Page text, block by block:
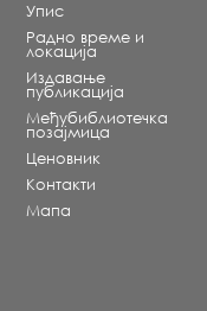
Упис
Радно време и
локација
Издавање
публикација
Међубиблиотечка
позајмица
Ценовник
Контакти
Мапа